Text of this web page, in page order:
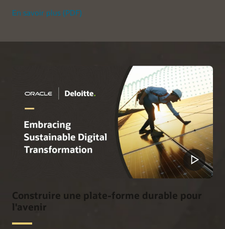
En savoir plus (PDF)
Construire une plate-forme durable pour
l'avenir